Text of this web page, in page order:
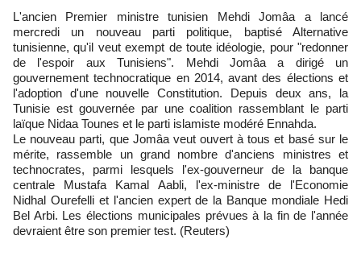
L'ancien Premier ministre tunisien Mehdi Jomâa a lancé
mercredi un nouveau parti politique, baptisé Alternative
tunisienne, qu'il veut exempt de toute idéologie, pour "redonner
de l'espoir aux Tunisiens". Mehdi Jomâa a dirigé un
gouvernement technocratique en 2014, avant des élections et
l'adoption d'une nouvelle Constitution. Depuis deux ans, la
Tunisie est gouvernée par une coalition rassemblant le parti
laïque Nidaa Tounes et le parti islamiste modéré Ennahda.
Le nouveau parti, que Jomâa veut ouvert à tous et basé sur le
mérite, rassemble un grand nombre d'anciens ministres et
technocrates, parmi lesquels l'ex-gouverneur de la banque
centrale Mustafa Kamal Aabli, l'ex-ministre de l'Economie
Nidhal Ourefelli et l'ancien expert de la Banque mondiale Hedi
Bel Arbi. Les élections municipales prévues à la fin de l'année
devraient être son premier test. (Reuters)